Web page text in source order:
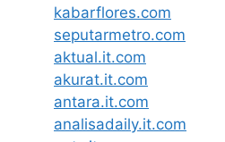
kabarflores.com
seputarmetro.com
aktual.it.com
akurat.it.com
antara.it.com
analisadaily.it.com